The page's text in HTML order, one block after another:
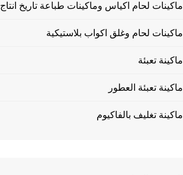
ماكينات لحام اكياس وماكينات طباعة تاريخ انتاج
ماكينات لحام وغلق اكواب بلاستيكية
ماكينة تعبئة
ماكينة تعبئة العطور
ماكينة تغليف بالفاكيوم